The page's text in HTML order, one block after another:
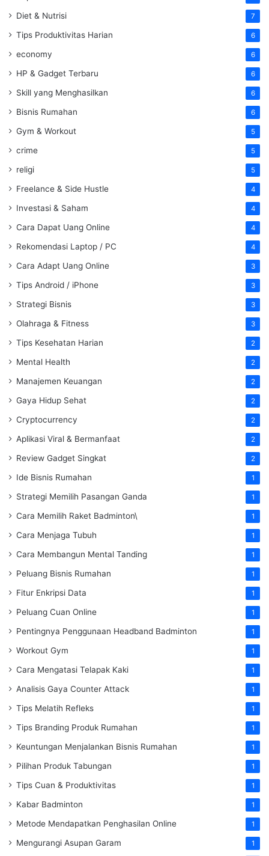
Diet & Nutrisi 7
Tips Produktivitas Harian 6
economy 6
HP & Gadget Terbaru 6
Skill yang Menghasilkan 6
Bisnis Rumahan 6
Gym & Workout 5
crime 5
religi 5
Freelance & Side Hustle 4
Investasi & Saham 4
Cara Dapat Uang Online 4
Rekomendasi Laptop / PC 4
Cara Adapt Uang Online 3
Tips Android / iPhone 3
Strategi Bisnis 3
Olahraga & Fitness 3
Tips Kesehatan Harian 2
Mental Health 2
Manajemen Keuangan 2
Gaya Hidup Sehat 2
Cryptocurrency 2
Aplikasi Viral & Bermanfaat 2
Review Gadget Singkat 2
Ide Bisnis Rumahan 1
Strategi Memilih Pasangan Ganda 1
Cara Memilih Raket Badminton\ 1
Cara Menjaga Tubuh 1
Cara Membangun Mental Tanding 1
Peluang Bisnis Rumahan 1
Fitur Enkripsi Data 1
Peluang Cuan Online 1
Pentingnya Penggunaan Headband Badminton 1
Workout Gym 1
Cara Mengatasi Telapak Kaki 1
Analisis Gaya Counter Attack 1
Tips Melatih Refleks 1
Tips Branding Produk Rumahan 1
Keuntungan Menjalankan Bisnis Rumahan 1
Pilihan Produk Tabungan 1
Tips Cuan & Produktivitas 1
Kabar Badminton 1
Metode Mendapatkan Penghasilan Online 1
Mengurangi Asupan Garam 1